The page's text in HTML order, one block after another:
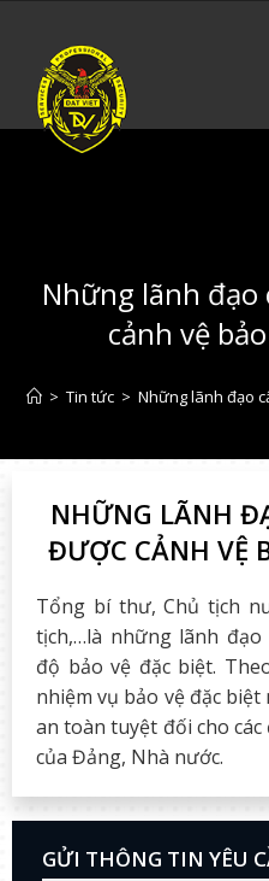
Những lãnh đạo
cảnh vệ
> Tin tức > Những lãnh đạo
NHỮNG LÃNH
ĐƯỢC CẢNH VỆ
Tổng bí thư, Chủ tịch
tịch,…là những lãnh
độ bảo vệ đặc biệt.
nhiệm vụ bảo vệ đặc
an toàn tuyệt đối cho
của Đảng, Nhà nước.
GỬI THÔNG TIN YÊU